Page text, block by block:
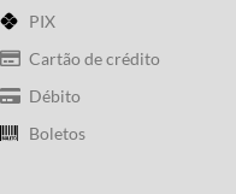
PIX
Cartão de crédito
Débito
Boletos